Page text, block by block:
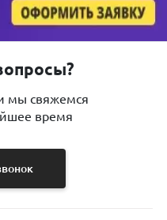
мы свяжемся
время